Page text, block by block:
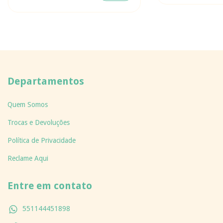
Departamentos
Quem Somos
Trocas e Devoluções
Política de Privacidade
Reclame Aqui
Entre em contato
551144451898